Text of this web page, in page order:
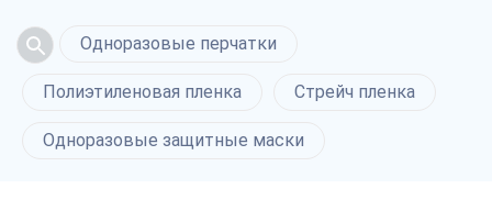
Одноразовые перчатки
Полиэтиленовая пленка Стрейч пленка
Одноразовые защитные маски